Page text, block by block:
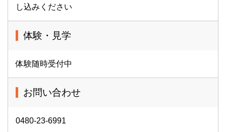
し込みください
体験・見学
体験随時受付中
お問い合わせ
0480-23-6991